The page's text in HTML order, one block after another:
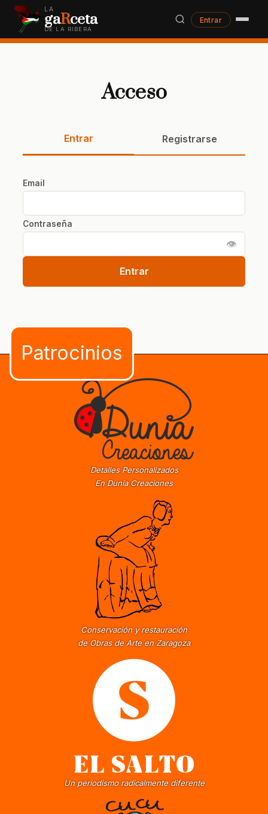
LA
gaRceta
DE LA RIBERA
Entrar
Acceso
Entrar Registrarse
Email
Contraseña
👁
Entrar
Detalles Personalizados
En Dunia Creaciones
Conservación y restauración
de Obras de Arte en Zaragoza
Un periodismo radicalmente diferente